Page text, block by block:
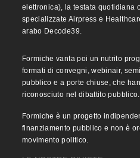
elettronica), la testata quotidiana
specializzate Airpress e
arabo Decode39.
Formiche vanta poi un nutrito
formati di convegni, webinair,
pubblico e a porte chiuse, che
riconosciuto nel dibattito pubblico.
Formiche è un progetto
finanziamento pubblico e non è
movimento politico.